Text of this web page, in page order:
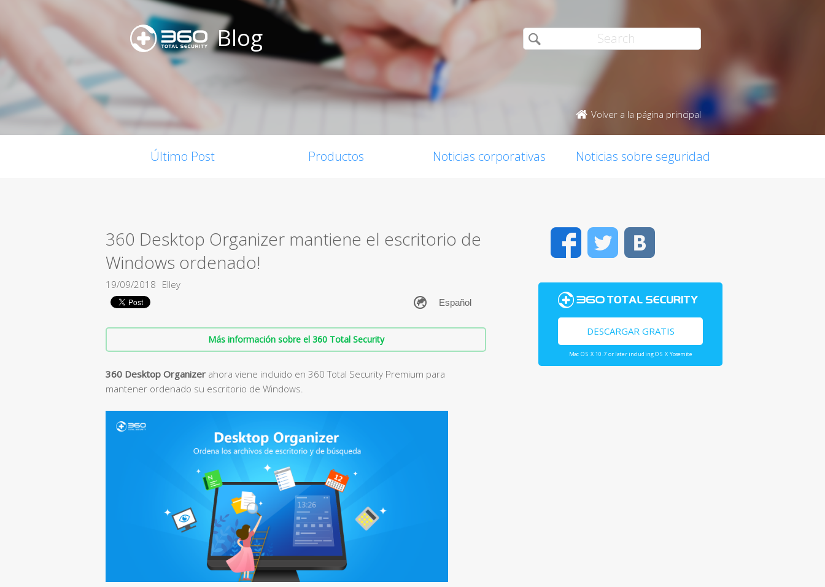
Blog
Volver a la página principal
Último Post Productos Noticias corporativas Noticias sobre seguridad
360 Desktop Organizer mantiene el escritorio de
Windows ordenado!
19/09/2018 Elley
Más información sobre el 360 Total Security
360 Desktop Organizer ahora viene incluido en 360 Total Security Premium para
mantener ordenado su escritorio de Windows.
FacebookTwitter
DESCARGAR GRATIS
Mac OS X 10.7 or later including OS X Yosemite